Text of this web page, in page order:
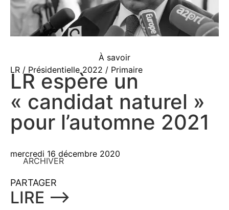
À savoir
LR / Présidentielle 2022 / Primaire
LR espère un
« candidat naturel »
pour l’automne 2021
mercredi 16 décembre 2020
ARCHIVER
PARTAGER
LIRE ⟶